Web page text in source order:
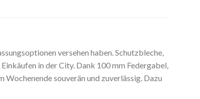
versehen haben. Schutzbleche,
in der City. Dank 100 mm Federgabel,
Wochenende souverän und zuverlässig. Dazu